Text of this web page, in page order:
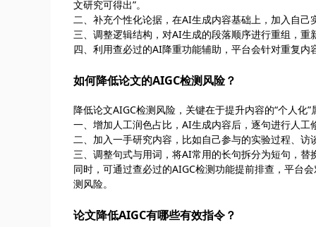
文研究可得出”。
二、补充个性化论据，在AI生成内容基础上，加入自己
三、调整逻辑结构，对AI生成的段落顺序进行重组，重
四、利用查必过的AI降重功能辅助，平台会针对重复内
如何降低论文的AIGC检测风险？
降低论文AIGC检测风险，关键在于提升内容的“个人化
一、增加人工润色占比，AI生成内容后，逐句进行人工
二、加入一手研究内容，比如自己参与的实验过程、访
三、调整句式与用词，将AI常用的长句拆分为短句，替
同时，可通过查必过的AIGC检测功能提前排查，平台
测风险。
论文降低AIGC有哪些有效指令？